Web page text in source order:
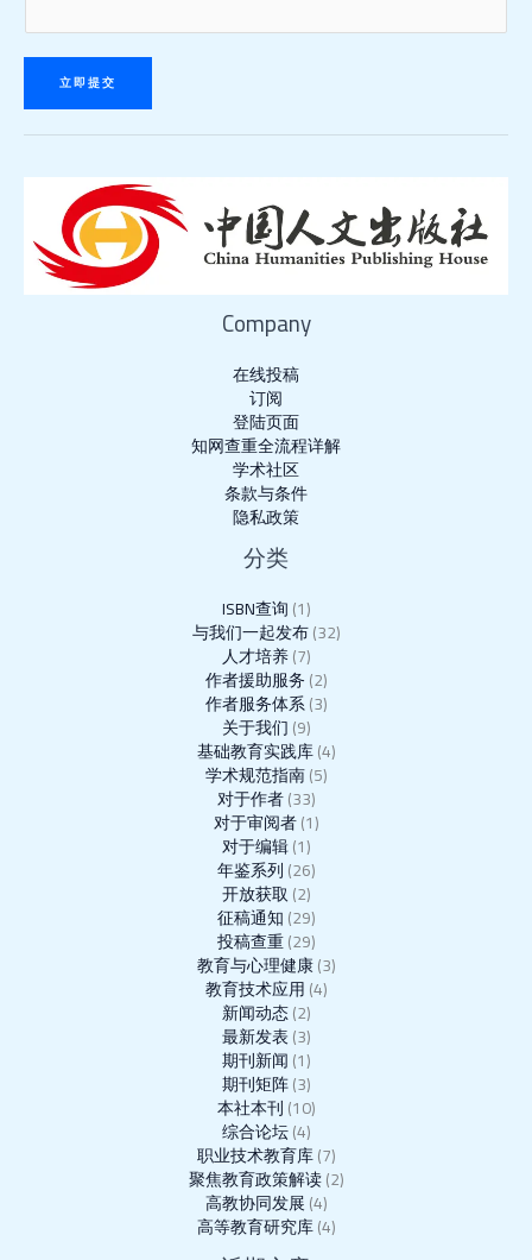
址
址
*
立即提交
Company
在线投稿
订阅
登陆页面
知网查重全流程详解
学术社区
条款与条件
隐私政策
分类
ISBN查询(1)
与我们一起发布(32)
人才培养(7)
作者援助服务(2)
作者服务体系(3)
关于我们(9)
基础教育实践库(4)
学术规范指南(5)
对于作者(33)
对于审阅者(1)
对于编辑(1)
年鉴系列(26)
开放获取(2)
征稿通知(29)
投稿查重(29)
教育与心理健康(3)
教育技术应用(4)
新闻动态(2)
最新发表(3)
期刊新闻(1)
期刊矩阵(3)
本社本刊(10)
综合论坛(4)
职业技术教育库(7)
聚焦教育政策解读(2)
高教协同发展(4)
高等教育研究库(4)